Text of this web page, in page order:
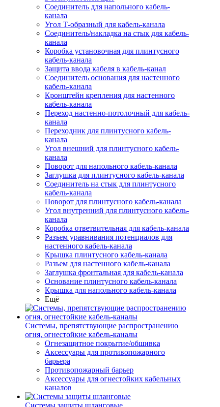
Соединитель для напольного кабель-
канала
Угол Т-образный для кабель-канала
Соединитель/накладка на стык для кабель-
канала
Коробка установочная для плинтусного
кабель-канала
Защита ввода кабеля в кабель-канал
Соединитель основания для настенного
кабель-канала
Кронштейн крепления для настенного
кабель-канала
Переход настенно-потолочный для кабель-
канала
Переходник для плинтусного кабель-
канала
Угол внешний для плинтусного кабель-
канала
Поворот для напольного кабель-канала
Заглушка для плинтусного кабель-канала
Соединитель на стык для плинтусного
кабель-канала
Поворот для плинтусного кабель-канала
Угол внутренний для плинтусного кабель-
канала
Коробка ответвительная для кабель-канала
Разъем уравнивания потенциалов для
настенного кабель-канала
Крышка плинтусного кабель-канала
Разъем для настенного кабель-канала
Заглушка фронтальная для кабель-канала
Основание плинтусного кабель-канала
Крышка для напольного кабель-канала
Ещё
Системы, препятствующие распространению
огня, огнестойкие кабель-каналы
Огнезащитное покрытие/обшивка
Аксессуары для противопожарного
барьера
Противопожарный барьер
Аксессуары для огнестойких кабельных
каналов
Системы защиты шланговые